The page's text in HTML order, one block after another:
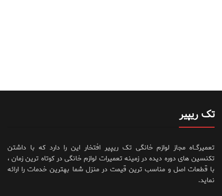
تک ریپیر
تعمیرگــاه مجاز لوازم خانگی تک ریپیر افتخار این را دارد که با داشتن
تکنسین های دوره دیده در زمینه تعمیرات لوازم خانگی در کوتاه ترین زمان ،
با قطعات اصل و مناسب ترین قیمت در منزل شما بهترین خدمات را ارائه
نماید.